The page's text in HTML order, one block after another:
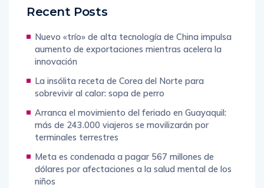
Recent Posts
Nuevo «trío» de alta tecnología de China impulsa
aumento de exportaciones mientras acelera la
innovación
La insólita receta de Corea del Norte para
sobrevivir al calor: sopa de perro
Arranca el movimiento del feriado en Guayaquil:
más de 243.000 viajeros se movilizarán por
terminales terrestres
Meta es condenada a pagar 567 millones de
dólares por afectaciones a la salud mental de los
niños